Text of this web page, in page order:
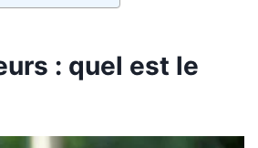
: quel est le